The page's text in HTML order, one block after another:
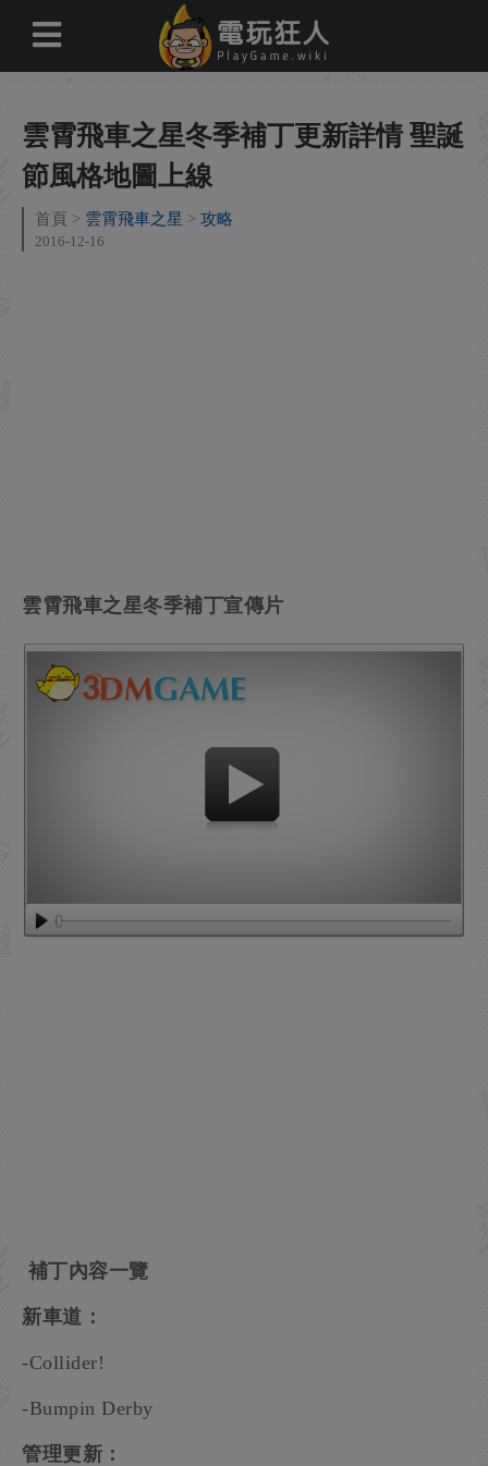
雲霄飛車之星冬季補丁更新詳情 聖誕
節風格地圖上線
首頁 雲霄飛車之星 攻略
2016-12-16
雲霄飛車之星冬季補丁宣傳片
補丁內容一覽
新車道：
-Collider!
-Bumpin Derby
管理更新：